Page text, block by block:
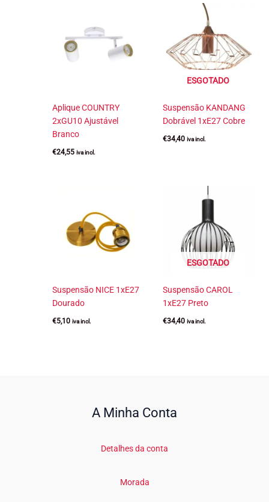
Aplique COUNTRY
2xGU10 Ajustável
Branco
€24,55 iva incl.
ESGOTADO
Suspensão KANDANG
Dobrável 1xE27 Cobre
€34,40 iva incl.
Suspensão NICE 1xE27
Dourado
€5,10 iva incl.
ESGOTADO
Suspensão CAROL
1xE27 Preto
€34,40 iva incl.
A Minha Conta
Detalhes da conta
Morada